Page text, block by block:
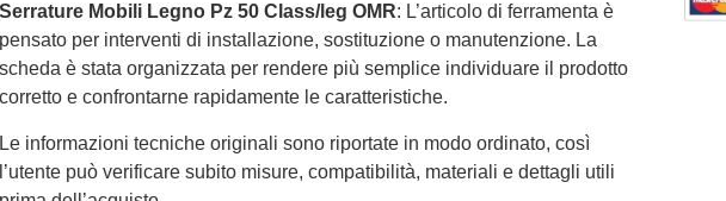
Serrature Mobili Legno Pz 50 Class/leg OMR: L’articolo di ferramenta è
pensato per interventi di installazione, sostituzione o manutenzione. La
scheda è stata organizzata per rendere più semplice individuare il prodotto
corretto e confrontarne rapidamente le caratteristiche.
Le informazioni tecniche originali sono riportate in modo ordinato, così
l’utente può verificare subito misure, compatibilità, materiali e dettagli utili